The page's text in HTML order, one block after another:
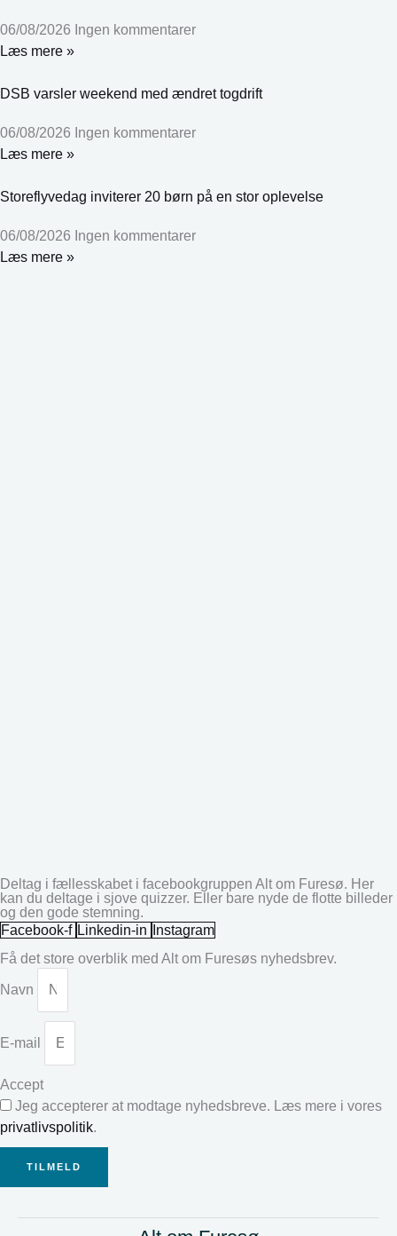
06/08/2026 Ingen kommentarer
Læs mere »
DSB varsler weekend med ændret togdrift
06/08/2026 Ingen kommentarer
Læs mere »
Storeflyvedag inviterer 20 børn på en stor oplevelse
06/08/2026 Ingen kommentarer
Læs mere »
Deltag i fællesskabet i facebookgruppen Alt om Furesø. Her
kan du deltage i sjove quizzer. Eller bare nyde de flotte billeder
og den gode stemning.
Facebook-f Linkedin-in
Instagram
Få det store overblik med Alt om Furesøs nyhedsbrev.
Navn
E-mail
Accept
Jeg accepterer at modtage nyhedsbreve. Læs mere i vores
privatlivspolitik.
TILMELD